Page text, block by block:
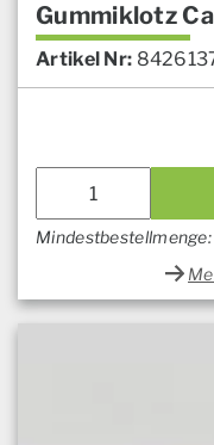
Gummiklotz
Artikel Nr: